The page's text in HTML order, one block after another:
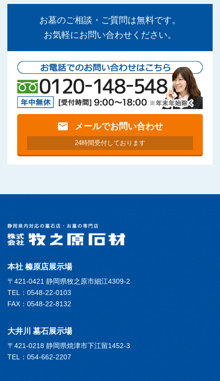
お墓のご相談・ご質問は無料です。
お気軽にお問い合わせください。
mail メールでお問い合わせ
24時間受付しております
本社 榛原店展示場
〒421-0421 静岡県牧之原市細江4309-2
TEL：0548-22-0103
FAX：0548-22-8132
大井川 墓石展示場
〒421-0218 静岡県焼津市下江留1452-3
TEL：054-662-2207